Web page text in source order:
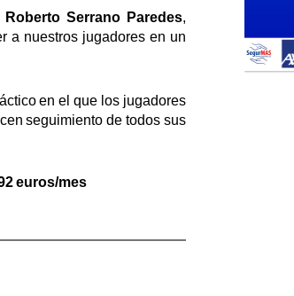
Roberto Serrano Paredes,
a nuestros jugadores en un
en el que los jugadores
seguimiento de todos sus
mes